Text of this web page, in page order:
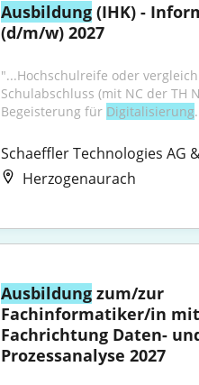
Ausbildung (IHK) -
(d/m/w) 2027
"...Hochschulreife oder
Schulabschluss (mit NC der TH
Begeisterung für Digitalisierung
Schaeffler Technologies AG
Herzogenaurach
Ausbildung zum/zur
Fachinformatiker/in mit
Fachrichtung Daten-
Prozessanalyse 2027